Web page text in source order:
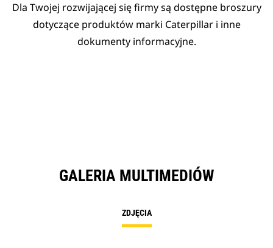
Dla Twojej rozwijającej się firmy są dostępne broszury
dotyczące produktów marki Caterpillar i inne
dokumenty informacyjne.
GALERIA MULTIMEDIÓW
ZDJĘCIA